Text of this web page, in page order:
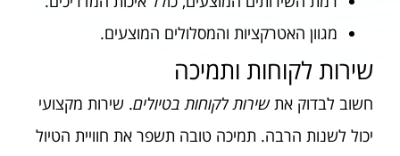
מגוון האטרקציות והמסלולים המוצעים.
שירות לקוחות ותמיכה
חשוב לבדוק אתשירות לקוחות בטיולים. שירות מקצועי
יכול לשנות הרבה. תמיכה טובה תשפר את חוויית הטיול